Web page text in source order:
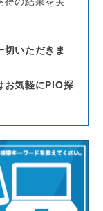
切いただきま
お気軽にPIO探